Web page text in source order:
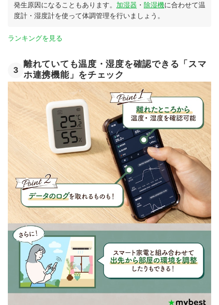
発生原因になることもあります。 加湿器 ・ 除湿機に合わせて温
度計・湿度計を使って体調管理を行いましょう。
ランキングを見る
3
離れていても温度・湿度を確認できる「スマ
ホ連携機能」をチェック